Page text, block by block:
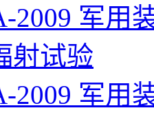
2009 军用
射试验
2009 军用